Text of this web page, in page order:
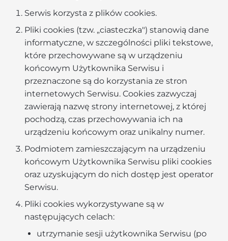
Serwis korzysta z plików cookies.
Pliki cookies (tzw. „ciasteczka") stanowią dane
informatyczne, w szczególności pliki tekstowe,
które przechowywane są w urządzeniu
końcowym Użytkownika Serwisu i
przeznaczone są do korzystania ze stron
internetowych Serwisu. Cookies zazwyczaj
zawierają nazwę strony internetowej, z której
pochodzą, czas przechowywania ich na
urządzeniu końcowym oraz unikalny numer.
Podmiotem zamieszczającym na urządzeniu
końcowym Użytkownika Serwisu pliki cookies
oraz uzyskującym do nich dostęp jest operator
Serwisu.
Pliki cookies wykorzystywane są w
następujących celach:
utrzymanie sesji użytkownika Serwisu (po